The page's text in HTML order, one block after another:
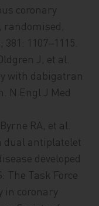
coronary
randomised,
1107‒1115.
J, et al.
with dabigatran
N Engl J Med
RA, et al.
dual antiplatelet
developed
The Task Force
in coronary